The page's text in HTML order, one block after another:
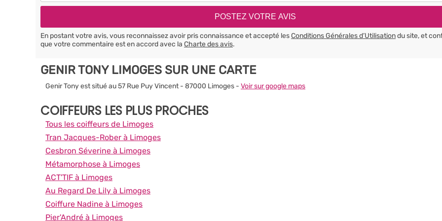
En postant votre avis, vous reconnaissez avoir pris connaissance et accepté lesConditions Générales d’Utilisationdu site, et
que votre commentaire est en accord avec la Charte des avis.
GENIR TONY LIMOGES SUR UNE CARTE
Genir Tony est situé au 57 Rue Puy Vincent - 87000 Limoges - Voir sur google maps
COIFFEURS LES PLUS PROCHES
Tous les coiffeurs de Limoges
Tran Jacques-Rober à Limoges
Cesbron Séverine à Limoges
Métamorphose à Limoges
ACT'TIF à Limoges
Au Regard De Lily à Limoges
Coiffure Nadine à Limoges
Pier'André à Limoges